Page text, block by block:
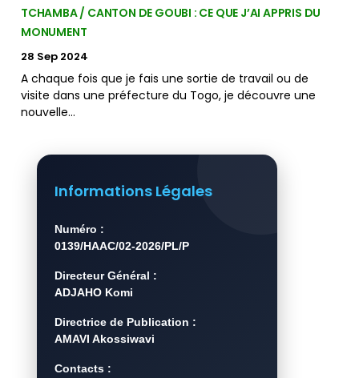
TCHAMBA / CANTON DE GOUBI : CE QUE J’AI APPRIS DU
MONUMENT
28 Sep 2024
A chaque fois que je fais une sortie de travail ou de
visite dans une préfecture du Togo, je découvre une
nouvelle…
Informations Légales
Numéro :
0139/HAAC/02-2026/PL/P
Directeur Général :
ADJAHO Komi
Directrice de Publication :
AMAVI Akossiwavi
Contacts :